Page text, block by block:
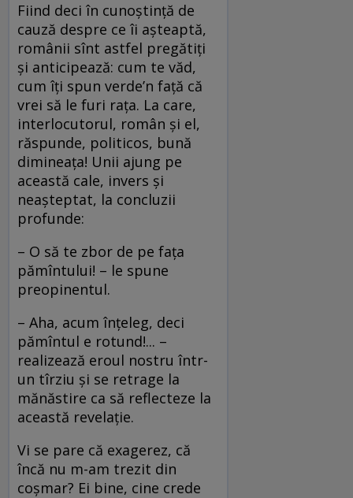
Fiind deci în cunoştinţă de
cauză despre ce îi aşteaptă,
românii sînt astfel pregătiţi
şi anticipează: cum te văd,
cum îţi spun verde’n faţă că
vrei să le furi raţa. La care,
interlocutorul, român şi el,
răspunde, politicos, bună
dimineaţa! Unii ajung pe
această cale, invers şi
neaşteptat, la concluzii
profunde:
– O să te zbor de pe faţa
pămîntului! – le spune
preopinentul.
– Aha, acum înţeleg, deci
pămîntul e rotund!... –
realizează eroul nostru într-
un tîrziu şi se retrage la
mănăstire ca să reflecteze la
această revelaţie.
Vi se pare că exagerez, că
încă nu m-am trezit din
coşmar? Ei bine, cine crede